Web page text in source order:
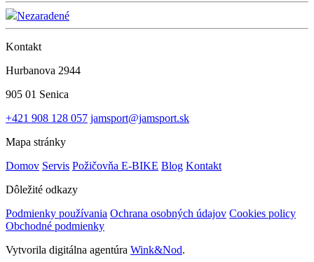
Nezaradené
Kontakt
Hurbanova 2944
905 01 Senica
+421 908 128 057 jamsport@jamsport.sk
Mapa stránky
Domov Servis Požičovňa E-BIKE Blog Kontakt
Dôležité odkazy
Podmienky používania Ochrana osobných údajov Cookies policy
Obchodné podmienky
Vytvorila digitálna agentúra Wink&Nod.